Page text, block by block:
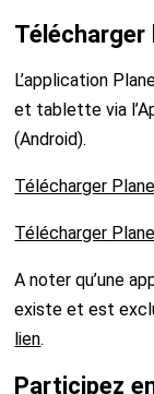
Télécharger
L’application
et tablette via
(Android).
Télécharger
Télécharger
A noter qu’une
existe et est
lien.
Participez